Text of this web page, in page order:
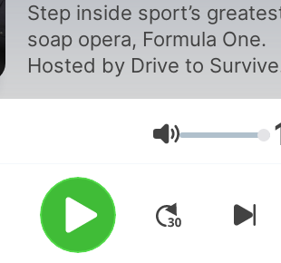
Step inside sport’s
soap opera, Formula One.
Hosted by Drive to Survive
turned-broadcaster Naomi
Schiff, 13-time Grand Prix
presenter and content
Jolie Sharpe. Expect razor-
sharp reaction, behind-
Głośność